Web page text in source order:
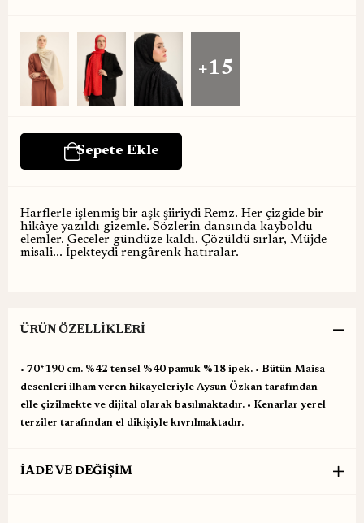
+15
Harflerle işlenmiş bir aşk şiiriydi Remz. Her çizgide bir
hikâye yazıldı gizemle. Sözlerin dansında kayboldu
elemler. Geceler gündüze kaldı. Çözüldü sırlar, Müjde
misali... İpekteydi rengârenk hatıralar.
ÜRÜN ÖZELLIKLERI
•⁠ ⁠70*190 cm. %42 tensel %40 pamuk %18 ipek. •⁠ ⁠Bütün Maisa
desenleri ilham veren hikayeleriyle Aysun Özkan tarafından
elle çizilmekte ve dijital olarak basılmaktadır. •⁠ ⁠Kenarlar yerel
terziler tarafından el dikişiyle kıvrılmaktadır.
İADE VE DEĞİŞİM